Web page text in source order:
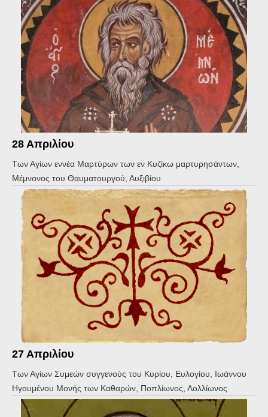
28 Απριλίου
Των Αγίων εννέα Μαρτύρων των εν Κυζίκω μαρτυρησάντων,
Μέμνονος του Θαυματουργού, Αυξιβίου
27 Απριλίου
Των Αγίων Συμεών συγγενούς του Κυρίου, Ευλογίου, Ιωάννου
Ηγουμένου Μονής των Καθαρών, Ποπλίωνος, Λολλίωνος